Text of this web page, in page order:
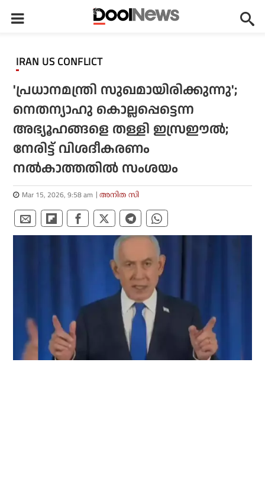
IRAN US CONFLICT
'പ്രധാനമന്ത്രി സുഖമായിരിക്കുന്നു';
നെതന്യാഹു കൊല്ലപ്പെട്ടെന്ന
അഭ്യൂഹങ്ങളെ തള്ളി ഇസ്രഈല്‍;
നേരിട്ട് വിശദീകരണം
നല്‍കാത്തതില്‍ സംശയം
Mar 15, 2026, 9:58 am അനിത സി